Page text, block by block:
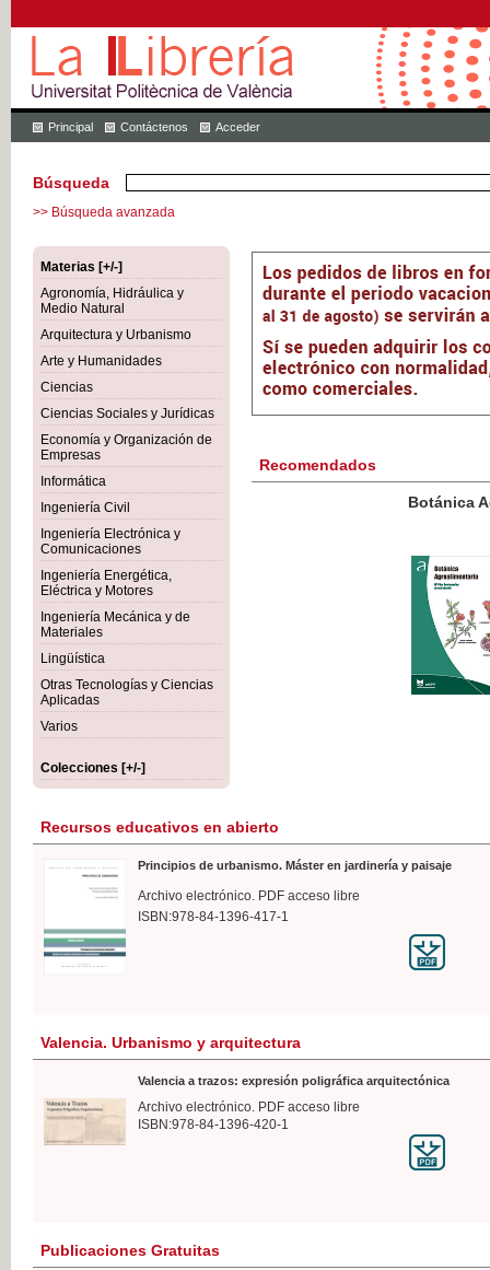
Principal Contáctenos Acceder
Búsqueda
>> Búsqueda avanzada
Materias [+/-]
Agronomía, Hidráulica y
Medio Natural
Arquitectura y Urbanismo
Arte y Humanidades
Ciencias
Ciencias Sociales y Jurídicas
Economía y Organización de
Empresas
Informática
Ingeniería Civil
Ingeniería Electrónica y
Comunicaciones
Ingeniería Energética,
Eléctrica y Motores
Ingeniería Mecánica y de
Materiales
Lingüística
Otras Tecnologías y Ciencias
Aplicadas
Varios
Colecciones [+/-]
Recomendados
Botánica Agroalimentaria
IVA
Recursos educativos en abierto
Principios de urbanismo. Máster en jardinería y paisaje
Archivo electrónico. PDF acceso libre
ISBN:978-84-1396-417-1
Valencia. Urbanismo y arquitectura
Valencia a trazos: expresión poligráfica arquitectónica
Archivo electrónico. PDF acceso libre
ISBN:978-84-1396-420-1
Publicaciones Gratuitas